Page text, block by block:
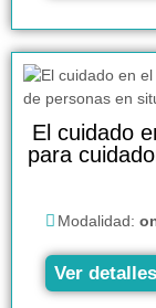
El cuidado
para
Modalidad:
Ver